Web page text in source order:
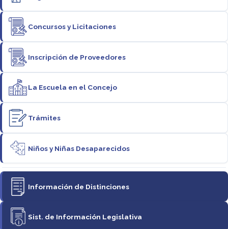
Concursos y Licitaciones
Inscripción de Proveedores
La Escuela en el Concejo
Trámites
Niños y Niñas Desaparecidos
Información de Distinciones
Sist. de Información Legislativa